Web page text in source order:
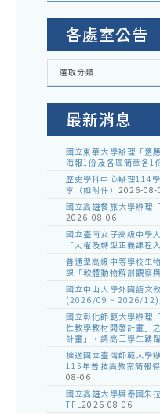
各處室公告
各
室
選取分類
最新消息
國立東華大學辦理「適
海報1份及各區簡章各1
歷史學科中心辦理114
享（如附件） 2026-08-
國立高雄餐旅大學辦理
2026-08-06
國立臺南女子高級中學
「人權及轉型正義課程
普通型高級中等學校生
課「軟體動物解剖觀察
國立中山大學外國語文
(2026/09 ~ 2026/12)
國立彰化師範大學辦理
性教學教材開發計畫」
計畫」，請高三學生踴
檢送國立臺灣師範大學
115年普技高教案簡報
08-06
國立高雄大學與泰國朱
TFL2026-08-06